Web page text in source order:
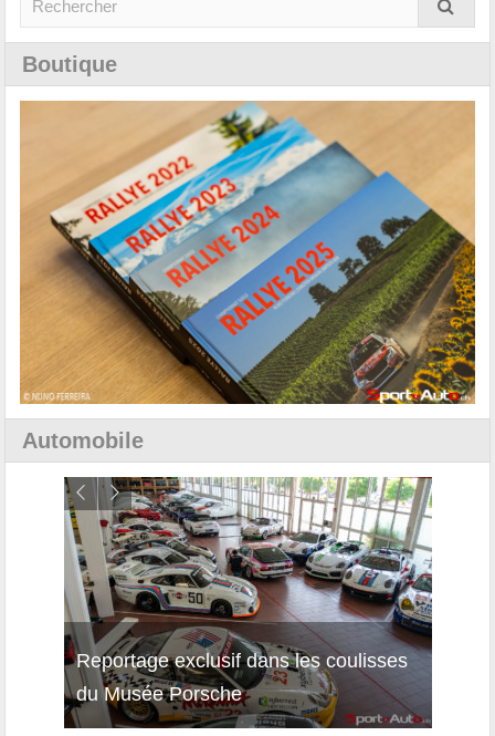
Boutique
Automobile
Reportage exclusif dans les coulisses
du Musée Porsche
Découverte de la nouvelle Ferrari
12Cilindri Manuale